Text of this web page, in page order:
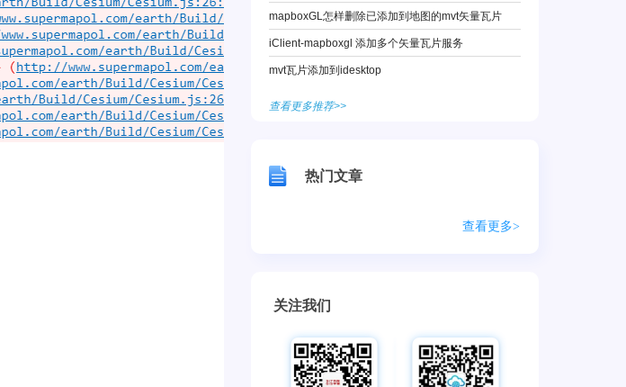
mapboxGL怎样删除已添加到地图的mvt矢量瓦片
iClient-mapboxgl 添加多个矢量瓦片服务
mvt瓦片添加到idesktop
查看更多推荐>>
热门文章
查看更多>
关注我们